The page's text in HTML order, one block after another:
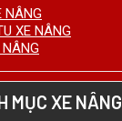
NÂNG
XE NÂNG
MỤC XE NÂNG